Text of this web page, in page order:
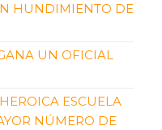
HUNDIMIENTO DE
UN OFICIAL
ESCUELA
NÚMERO DE